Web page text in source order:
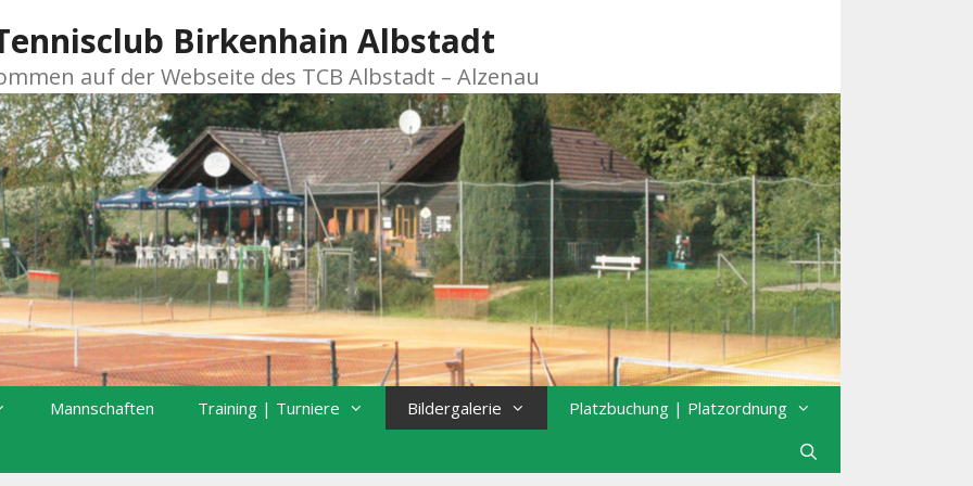
Birkenhain Albstadt
auf der Webseite des TCB Albstadt – Alzenau
Mannschaften Training | Turniere Bildergalerie
Platzbuchung | Platzordnung